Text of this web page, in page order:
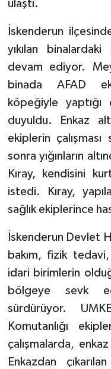
ulaştı.
İskenderun
yıkılan
devam ediyor.
binada AFAD
köpeğiyle yaptığı
duyuldu. Enkaz
ekiplerin
sonra yığınların
Kıray, kendisini
istedi. Kıray,
sağlık ekiplerince
İskenderun Devlet
bakım, fizik
idari birimlerin
bölgeye sevk
sürdürüyor.
Komutanlığı
çalışmalarda,
Enkazdan
Sivas Müftülüğü
Şanlıurfa
Şırnak Müftülüğü
Tekirdağ
Tokat
Tunceli
Uşak Müftülüğü
Van Müftülüğü
Yalova